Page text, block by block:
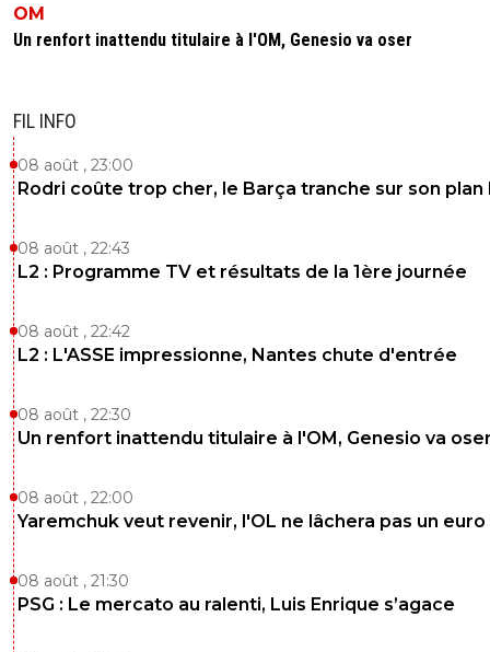
OM
Un renfort inattendu titulaire à l'OM, Genesio va oser
FIL INFO
08 août , 23:00
Rodri coûte trop cher, le Barça tranche sur son plan
08 août , 22:43
L2 : Programme TV et résultats de la 1ère journée
08 août , 22:42
L2 : L'ASSE impressionne, Nantes chute d'entrée
08 août , 22:30
Un renfort inattendu titulaire à l'OM, Genesio va
08 août , 22:00
Yaremchuk veut revenir, l'OL ne lâchera pas un euro
08 août , 21:30
PSG : Le mercato au ralenti, Luis Enrique s’agace